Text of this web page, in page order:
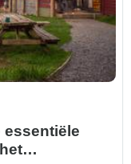
essentiële